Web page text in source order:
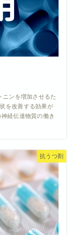
ニンを増加させるた
を改善する効果が
経伝達物質の働き
抗うつ剤